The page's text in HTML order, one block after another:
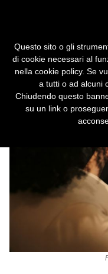
nuovo
risposta
Questo sito o gli
di cookie necessari al
nella cookie policy. Se
a tutti o ad alcuni
Chiudendo questo
su un link o